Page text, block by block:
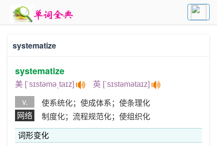
systematize
systematize
美 [ˈsɪstəməˌtaɪz] 英 [ˈsɪstəmətaɪz]
v.
使系统化；使成体系；使条理化
网络
制度化；流程规范化；使组织化
词形变化